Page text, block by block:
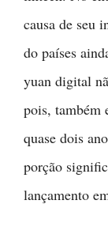
causa de seu
do países
yuan digital
pois, também
quase dois
porção
lançamento